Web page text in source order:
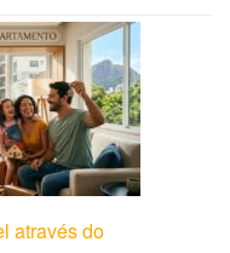
através do